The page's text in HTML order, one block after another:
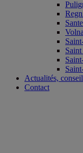
Actualités,
Contact